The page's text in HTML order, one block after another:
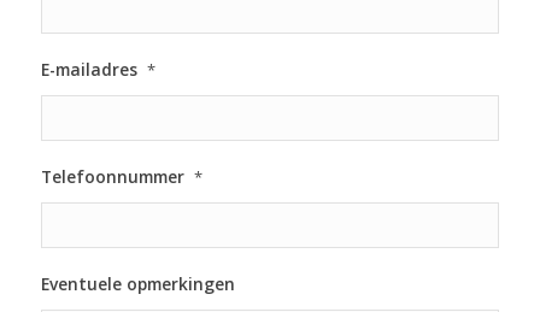
E-mailadres *
Telefoonnummer *
Eventuele opmerkingen